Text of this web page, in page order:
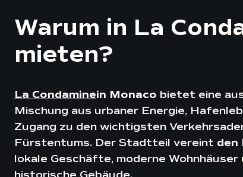
Warum in La
mieten?
La Condaminein Monaco bietet eine
Mischung aus urbaner Energie,
Zugang zu den wichtigsten
Fürstentums. Der Stadtteil vereint den
lokale Geschäfte, moderne